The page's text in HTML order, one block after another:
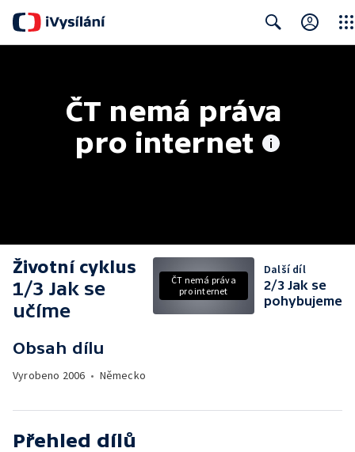
ČT nemá práva
pro internet
Životní cyklus
1/3 Jak se
učíme
Obsah dílu
Vyrobeno 2006 • Německo
ČT nemá práva
pro internet
Další díl
2/3 Jak se
pohybujeme
Přehled dílů